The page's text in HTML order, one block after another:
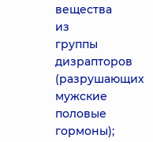
вещества
из
группы
дизрапторов
(разрушающих
мужские
половые
гормоны);